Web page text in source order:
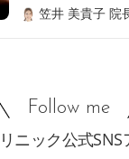
笠井 美貴子 院
Follow me
ニック公式SNS